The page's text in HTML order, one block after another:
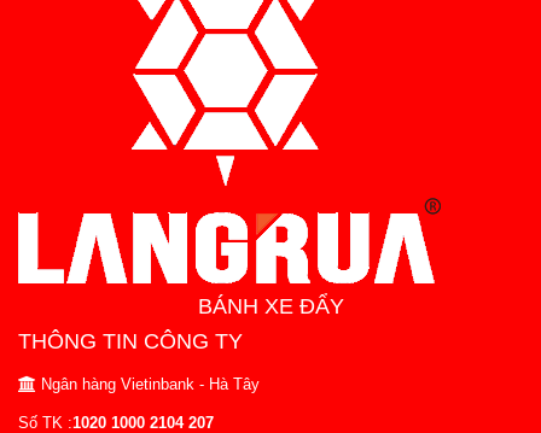
BÁNH XE ĐẨY
THÔNG TIN CÔNG TY
Ngân hàng Vietinbank - Hà Tây
Số TK :1020 1000 2104 207